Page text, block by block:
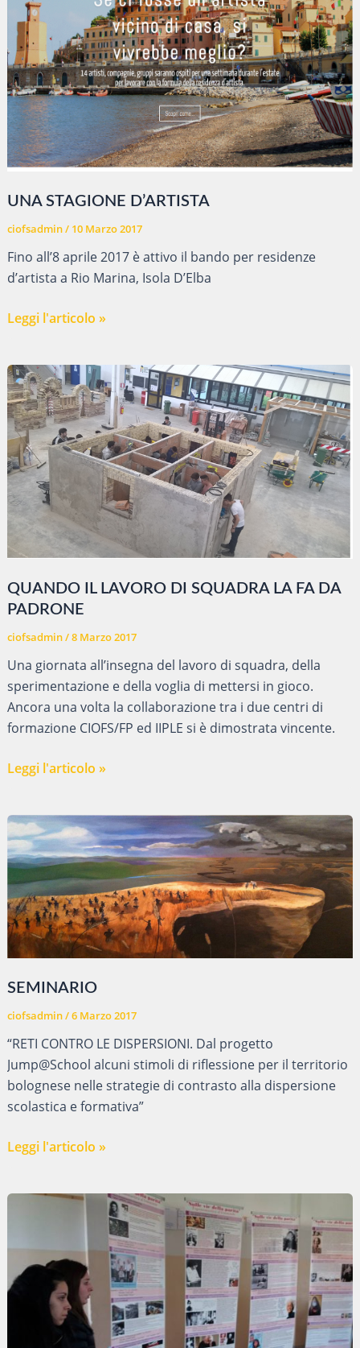
UNA STAGIONE D’ARTISTA
ciofsadmin/ 10 Marzo 2017
Fino all’8 aprile 2017 è attivo il bando per residenze
d’artista a Rio Marina, Isola D’Elba
UNA
Leggi l'articolo »
QUANDO IL LAVORO DI SQUADRA LA FA DA
PADRONE
ciofsadmin/8 Marzo 2017
Una giornata all’insegna del lavoro di squadra, della
sperimentazione e della voglia di mettersi in gioco.
Ancora una volta la collaborazione tra i due centri di
formazione CIOFS/FP ed IIPLE si è dimostrata vincente.
QUANDO
SQUADRA
LA
FA
DA
PADRONE
Leggi l'articolo »
SEMINARIO
ciofsadmin/6 Marzo 2017
“RETI CONTRO LE DISPERSIONI. Dal progetto
Jump@School alcuni stimoli di riflessione per il territorio
bolognese nelle strategie di contrasto alla dispersione
scolastica e formativa”
SEMINARIO
Leggi l'articolo »